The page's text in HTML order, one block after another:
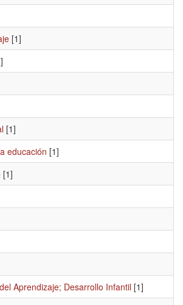
[1]
[1]
educación [1]
[1]
Aprendizaje; Desarrollo Infantil [1]